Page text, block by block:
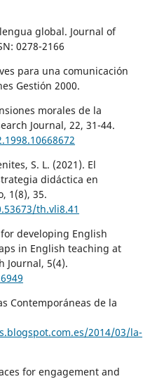
global. Journal of
0278-2166
para una comunicación
Gestión 2000.
morales de la
Journal, 22, 31-44.
S. L. (2021). El
didáctica en
1(8), 35.
th.vli8.41
developing English
in English teaching at
Journal, 5(4).
Contemporáneas de la
2014/03/la-
for engagement and